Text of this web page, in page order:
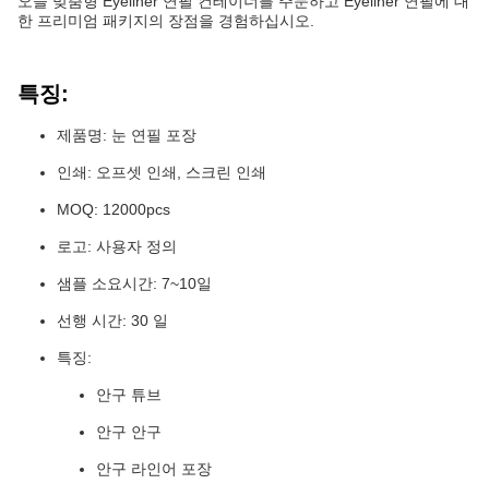
한 프리미엄 패키지의 장점을 경험하십시오.
특징:
제품명: 눈 연필 포장
인쇄: 오프셋 인쇄, 스크린 인쇄
MOQ: 12000pcs
로고: 사용자 정의
샘플 소요시간: 7~10일
선행 시간: 30 일
특징:
안구 튜브
안구 안구
안구 라인어 포장